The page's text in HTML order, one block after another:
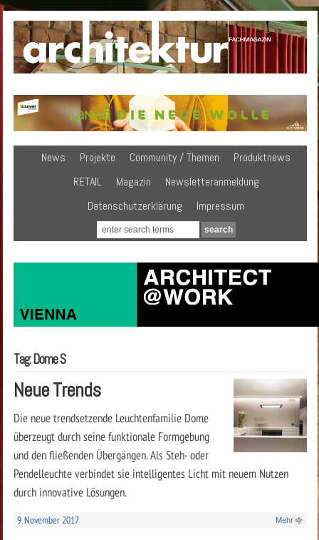
News Projekte Community / Themen
Produktnews
RETAIL
Magazin
Newsletteranmeldung
Datenschutzerklärung
Impressum
Tag: Dome S
Neue Trends
Die neue trendsetzende Leuchtenfamilie Dome
überzeugt durch seine funktionale Formgebung
und den fließenden Übergängen. Als Steh- oder
Pendelleuchte verbindet sie intelligentes Licht mit neuem Nutzen
durch innovative Lösungen.
9. November 2017 Mehr